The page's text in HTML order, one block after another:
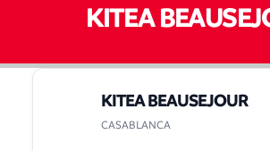
KITEA
KITEA BEAUSEJOUR
CASABLANCA